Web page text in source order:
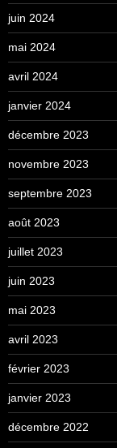
juin 2024
mai 2024
avril 2024
janvier 2024
décembre 2023
novembre 2023
septembre 2023
août 2023
juillet 2023
juin 2023
mai 2023
avril 2023
février 2023
janvier 2023
décembre 2022